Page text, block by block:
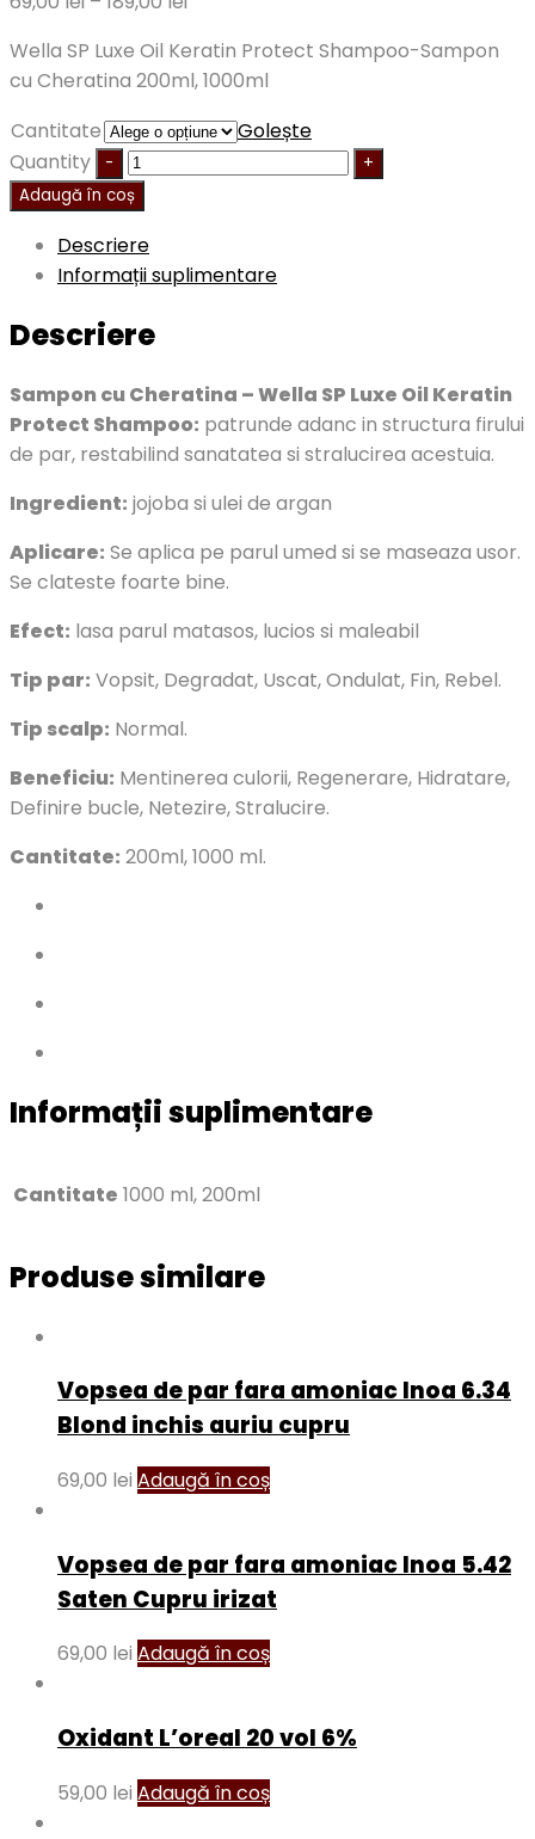
Wella SP Luxe Oil Keratin Protect Shampoo-Sampon
cu Cheratina 200ml, 1000ml
Cantitate
Golește
Quantity
Adaugă în coș
Descriere
Informații suplimentare
Descriere
Sampon cu Cheratina – Wella SP Luxe Oil Keratin
Protect Shampoo: patrunde adanc in structura firului
de par, restabilind sanatatea si stralucirea acestuia.
Ingredient: jojoba si ulei de argan
Aplicare: Se aplica pe parul umed si se maseaza usor.
Se clateste foarte bine.
Efect: lasa parul matasos, lucios si maleabil
Tip par: Vopsit, Degradat, Uscat, Ondulat, Fin, Rebel.
Tip scalp: Normal.
Beneficiu: Mentinerea culorii, Regenerare, Hidratare,
Definire bucle, Netezire, Stralucire.
Cantitate: 200ml, 1000 ml.
Informații suplimentare
Cantitate 1000 ml, 200ml
Produse similare
Vopsea de par fara amoniac Inoa 6.34
Blond inchis auriu cupru
69,00 lei Adaugă în coș
Vopsea de par fara amoniac Inoa 5.42
Saten Cupru irizat
69,00 lei Adaugă în coș
Oxidant L’oreal 20 vol 6%
59,00 lei Adaugă în coș